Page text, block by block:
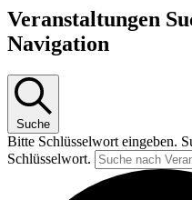
Veranstaltungen
Navigation
Suche
Bitte Schlüsselwort eingeben.
Schlüsselwort.